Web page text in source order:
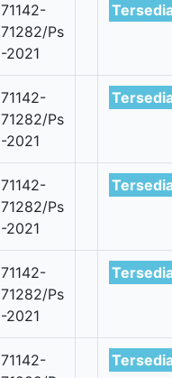
71142-
71282/Ps
-2021
71142-
71282/Ps
-2021
71142-
71282/Ps
-2021
71142-
71282/Ps
-2021
71142-